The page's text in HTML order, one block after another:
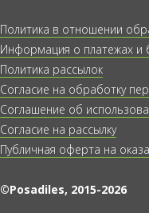
Политика в отношении
Информация о платежах и
Политика рассылок
Согласие на обработку
Соглашение об
Согласие на рассылку
Публичная оферта на
©Posadiles, 2015-2026